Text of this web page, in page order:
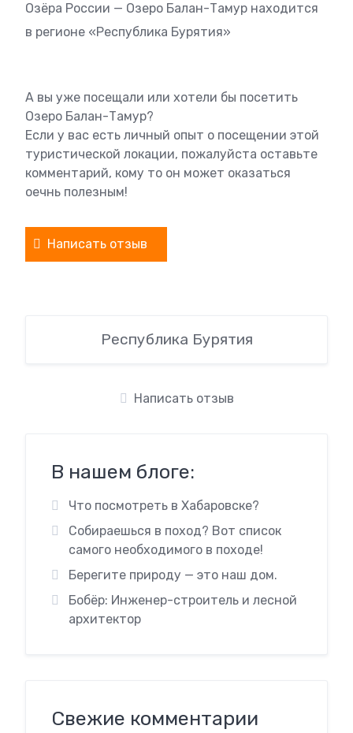
Озёра России — Озеро Балан-Тамур находится
в регионе «Республика Бурятия»
А вы уже посещали или хотели бы посетить
Озеро Балан-Тамур?
Если у вас есть личный опыт о посещении этой
туристической локации, пожалуйста оставьте
комментарий, кому то он может оказаться
оечнь полезным!
Написать отзыв
Республика Бурятия
Написать отзыв
В нашем блоге:
Что посмотреть в Хабаровске?
Собираешься в поход? Вот список
самого необходимого в походе!
Берегите природу — это наш дом.
Бобёр: Инженер-строитель и лесной
архитектор
Свежие комментарии